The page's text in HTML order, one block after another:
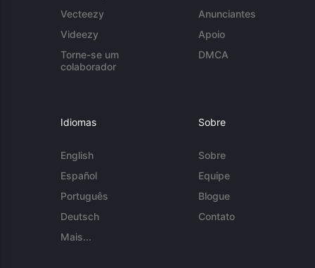
Vecteezy
Videezy
Torne-se um
colaborador
Anunciantes
Apoio
DMCA
Idiomas
English
Español
Português
Deutsch
Mais...
Sobre
Sobre
Equipe
Blogue
Contato